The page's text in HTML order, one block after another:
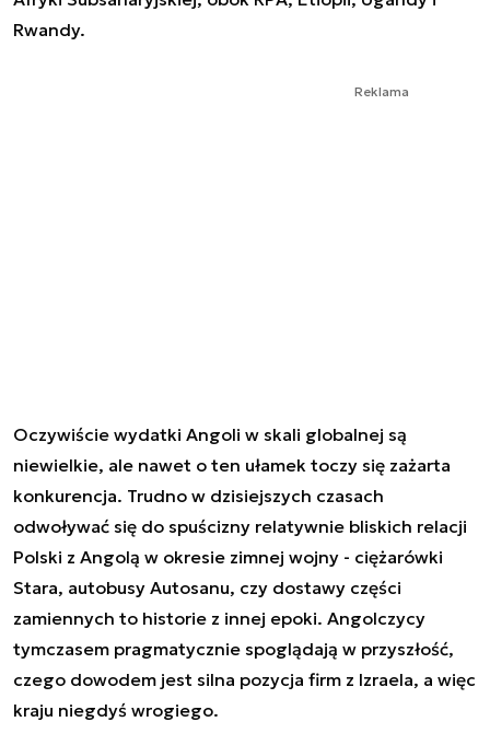
Rwandy.
Reklama
Oczywiście wydatki Angoli w skali globalnej są
niewielkie, ale nawet o ten ułamek toczy się zażarta
konkurencja. Trudno w dzisiejszych czasach
odwoływać się do spuścizny relatywnie bliskich relacji
Polski z Angolą w okresie zimnej wojny - ciężarówki
Stara, autobusy Autosanu, czy dostawy części
zamiennych to historie z innej epoki. Angolczycy
tymczasem pragmatycznie spoglądają w przyszłość,
czego dowodem jest silna pozycja firm z Izraela, a więc
kraju niegdyś wrogiego.